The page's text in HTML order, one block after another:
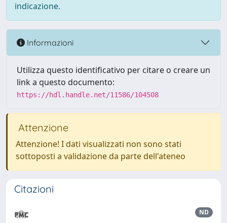
indicazione.
Informazioni
Utilizza questo identificativo per citare o creare un
link a questo documento:
https://hdl.handle.net/11586/104508
Attenzione
Attenzione! I dati visualizzati non sono stati
sottoposti a validazione da parte dell'ateneo
Citazioni
ND